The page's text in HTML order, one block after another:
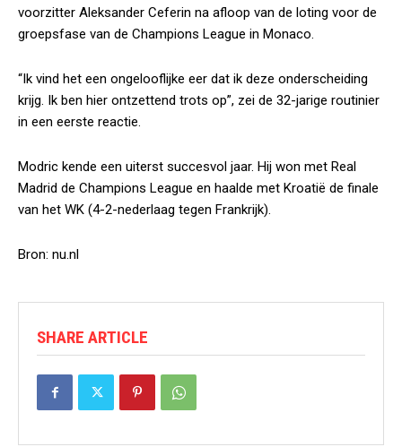
voorzitter Aleksander Ceferin na afloop van de loting voor de
groepsfase van de Champions League in Monaco.
“Ik vind het een ongelooflijke eer dat ik deze onderscheiding
krijg. Ik ben hier ontzettend trots op”, zei de 32-jarige routinier
in een eerste reactie.
Modric kende een uiterst succesvol jaar. Hij won met Real
Madrid de Champions League en haalde met Kroatië de finale
van het WK (4-2-nederlaag tegen Frankrijk).
Bron: nu.nl
SHARE ARTICLE